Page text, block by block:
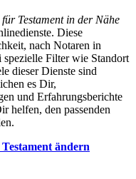
Testament in der Nähe
Diese
nach Notaren in
Filter wie Standort
dieser Dienste sind
es Dir,
und Erfahrungsberichte
helfen, den passenden
Testament ändern